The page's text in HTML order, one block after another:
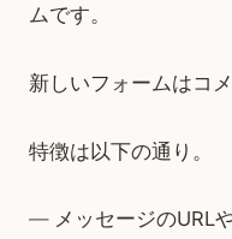
ムです。
新しいフォームはコ
特徴は以下の通り。
メッセージのURL